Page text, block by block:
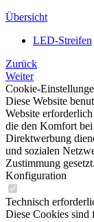
Übersicht
LED-Streifen
Zurück
Weiter
Cookie-
Diese Website
Website
die den Komfort bei
Direktwerbung
und sozialen
Zustimmung gesetzt.
Konfiguration
Technisch
Diese Cookies sind